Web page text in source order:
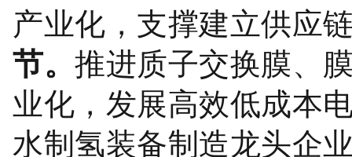
产业化，支撑建立供应
节。推进质子交换膜、
业化，发展高效低成本
水制氢装备制造龙头企